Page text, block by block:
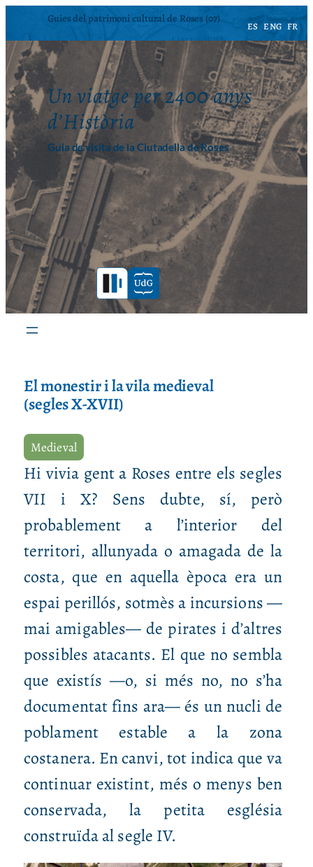
contingut
Guies del patrimoni cultural de Roses (07)
ES ENG FR
Un viatge per 2400 anys
d’Història
Guia de visita de la Ciutadella de Roses
El monestir i la vila medieval
(segles X-XVII)
Medieval
Hi vivia gent a Roses entre els segles
VII i X? Sens dubte, sí, però
probablement a l’interior del
territori, allunyada o amagada de la
costa, que en aquella època era un
espai perillós, sotmès a incursions —
mai amigables— de pirates i d’altres
possibles atacants. El que no sembla
que existís —o, si més no, no s’ha
documentat fins ara— és un nucli de
poblament estable a la zona
costanera. En canvi, tot indica que va
continuar existint, més o menys ben
conservada, la petita església
construïda al segle IV.